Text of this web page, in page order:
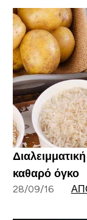
καθαρό όγκο
28/09/16